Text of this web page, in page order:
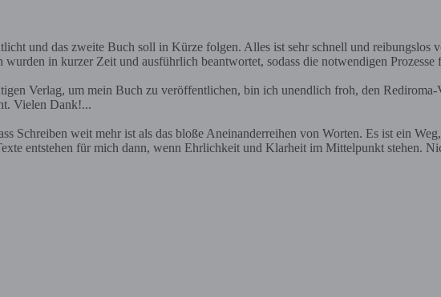
und das zweite Buch soll in Kürze folgen. Alles ist sehr schnell und
wurden in kurzer Zeit und ausführlich beantwortet, sodass die notwendigen
Verlag, um mein Buch zu veröffentlichen, bin ich unendlich froh, den
Vielen Dank!...
Schreiben weit mehr ist als das bloße Aneinanderreihen von Worten. Es ist ein
entstehen für mich dann, wenn Ehrlichkeit und Klarheit im Mittelpunkt stehen.